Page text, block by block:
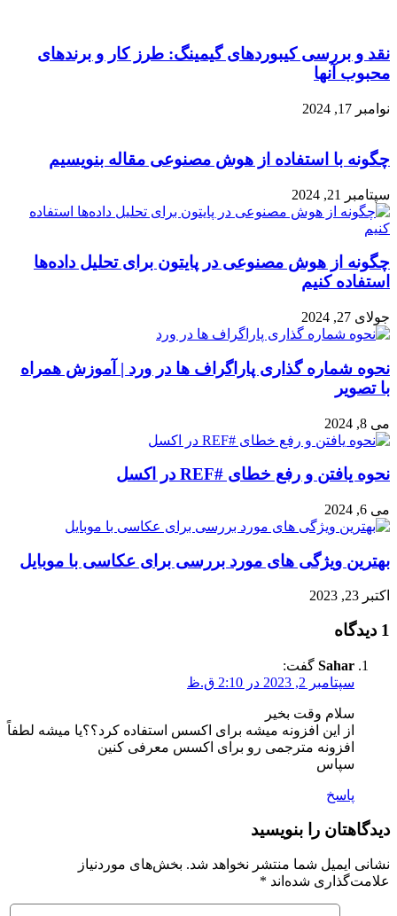
نقد و بررسی کیبوردهای گیمینگ: طرز کار و برندهای
محبوب آنها
نوامبر 17, 2024
چگونه با استفاده از هوش مصنوعی مقاله بنویسیم
سپتامبر 21, 2024
چگونه از هوش مصنوعی در پایتون برای تحلیل داده‌ها
استفاده کنیم
جولای 27, 2024
نحوه شماره گذاری پاراگراف ها در ورد | آموزش همراه
با تصویر
می 8, 2024
نحوه یافتن و رفع خطای #REF در اکسل
می 6, 2024
بهترین ویژگی های مورد بررسی برای عکاسی با موبایل
اکتبر 23, 2023
1 دیدگاه
Sahar گفت:
سپتامبر 2, 2023 در 2:10 ق.ظ
سلام وقت بخیر
از این افزونه میشه برای اکسس استفاده کرد؟؟یا میشه لطفاً
افزونه مترجمی رو برای اکسس معرفی کنین
سپاس
پاسخ
دیدگاهتان را بنویسید
نشانی ایمیل شما منتشر نخواهد شد. بخش‌های موردنیاز
علامت‌گذاری شده‌اند *